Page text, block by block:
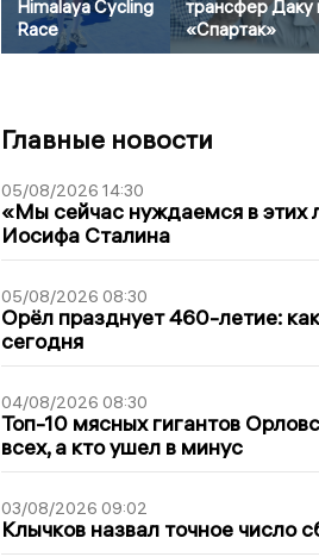
Himalaya Cycling
Race
трансфер Даку
«Спартак»
Главные новости
05/08/2026 14:30
«Мы сейчас нуждаемся в этих
Иосифа Сталина
05/08/2026 08:30
Орёл празднует 460-летие:
сегодня
04/08/2026 08:30
Топ-10 мясных гигантов
всех, а кто ушел в минус
03/08/2026 09:02
Клычков назвал точное число